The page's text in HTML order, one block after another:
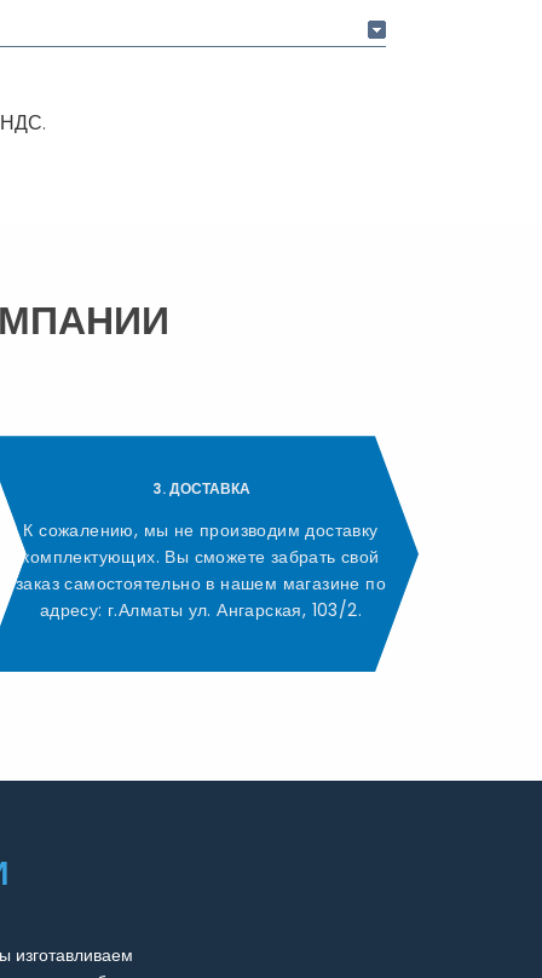
НДС.
3. ДОСТАВКА
К сожалению, мы не производим доставку
комплектующих. Вы сможете забрать свой
заказ самостоятельно в нашем магазине по
адресу: г.Алматы ул. Ангарская, 103/2.
изготавливаем